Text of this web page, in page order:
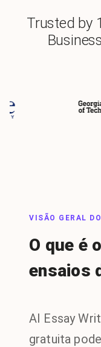
Trusted by
VISÃO GERAL
O que é
ensaios
AI Essay
gratuita